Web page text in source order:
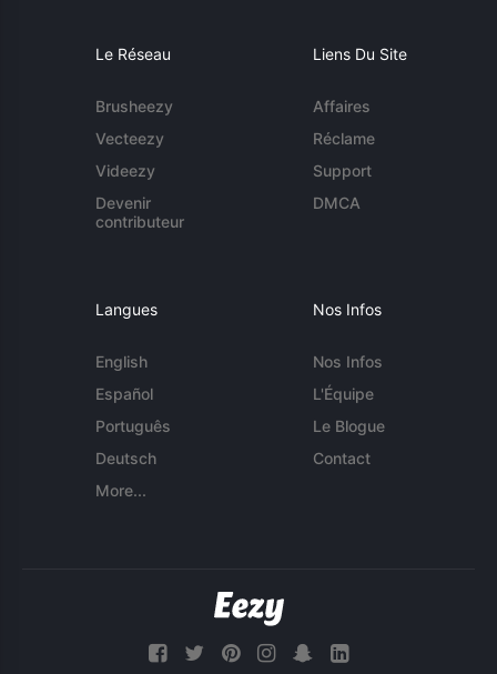
Le Réseau
Brusheezy
Vecteezy
Videezy
Devenir
contributeur
Liens Du Site
Affaires
Réclame
Support
DMCA
Langues
English
Español
Português
Deutsch
More...
Nos Infos
Nos Infos
L'Équipe
Le Blogue
Contact